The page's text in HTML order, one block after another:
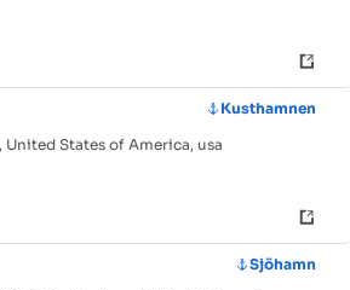
Kusthamnen
United States of America, usa
Sjöhamn